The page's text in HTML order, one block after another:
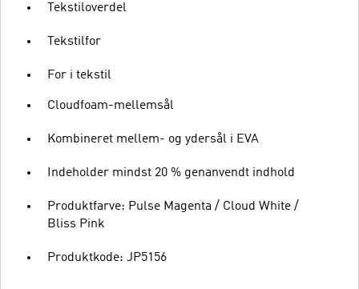
Tekstiloverdel
Tekstilfor
For i tekstil
Cloudfoam-mellemsål
Kombineret mellem- og ydersål i EVA
Indeholder mindst 20 % genanvendt indhold
Produktfarve: Pulse Magenta / Cloud White /
Bliss Pink
Produktkode: JP5156